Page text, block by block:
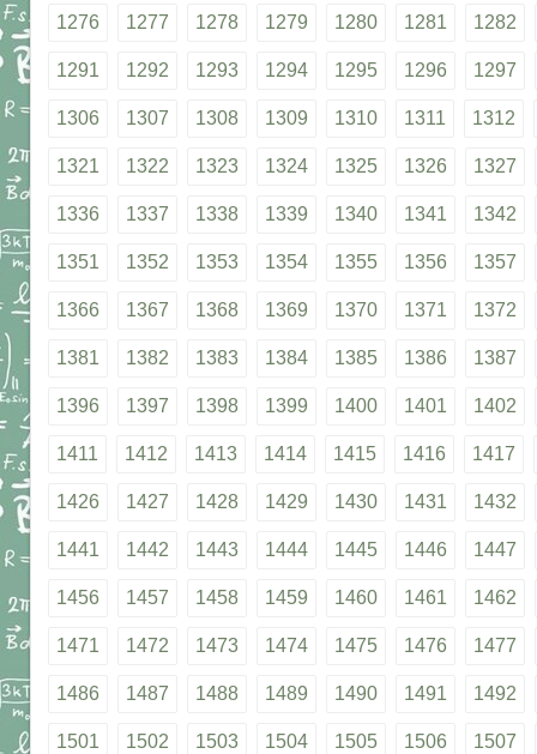
1276 1277 1278 1279 1280 1281 1282
1291 1292 1293 1294 1295 1296 1297
1306 1307 1308 1309 1310 1311 1312
1321 1322 1323 1324 1325 1326 1327
1336 1337 1338 1339 1340 1341 1342
1351 1352 1353 1354 1355 1356 1357
1366 1367 1368 1369 1370 1371 1372
1381 1382 1383 1384 1385 1386 1387
1396 1397 1398 1399 1400 1401 1402
1411 1412 1413 1414 1415 1416 1417
1426 1427 1428 1429 1430 1431 1432
1441 1442 1443 1444 1445 1446 1447
1456 1457 1458 1459 1460 1461 1462
1471 1472 1473 1474 1475 1476 1477
1486 1487 1488 1489 1490 1491 1492
1501 1502 1503 1504 1505 1506 1507